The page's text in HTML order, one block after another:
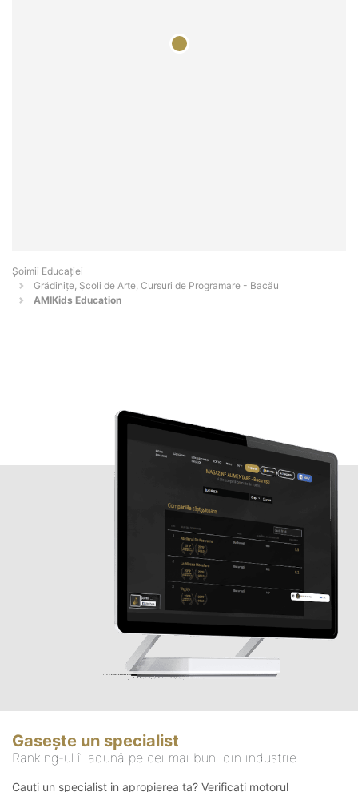
Șoimii Educației
Grădinițe, Școli de Arte, Cursuri de Programare - Bacău
AMIKids Education
Gasește un specialist
Ranking-ul îi adună pe cei mai buni din industrie
Cauți un specialist in apropierea ta? Verificați motorul